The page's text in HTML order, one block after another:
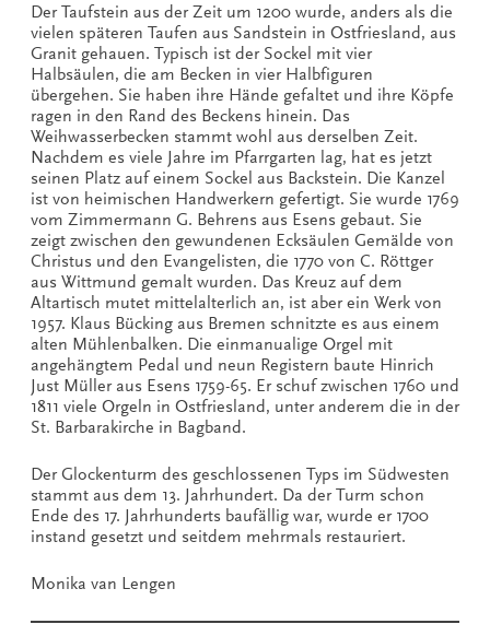
Der Taufstein aus der Zeit um 1200 wurde, anders als die
vielen späteren Taufen aus Sandstein in Ostfriesland, aus
Granit gehauen. Typisch ist der Sockel mit vier
Halbsäulen, die am Becken in vier Halbfiguren
übergehen. Sie haben ihre Hände gefaltet und ihre Köpfe
ragen in den Rand des Beckens hinein. Das
Weihwasserbecken stammt wohl aus derselben Zeit.
Nachdem es viele Jahre im Pfarrgarten lag, hat es jetzt
seinen Platz auf einem Sockel aus Backstein. Die Kanzel
ist von heimischen Handwerkern gefertigt. Sie wurde 1769
vom Zimmermann G. Behrens aus Esens gebaut. Sie
zeigt zwischen den gewundenen Ecksäulen Gemälde von
Christus und den Evangelisten, die 1770 von C. Röttger
aus Wittmund gemalt wurden. Das Kreuz auf dem
Altartisch mutet mittelalterlich an, ist aber ein Werk von
1957. Klaus Bücking aus Bremen schnitzte es aus einem
alten Mühlenbalken. Die einmanualige Orgel mit
angehängtem Pedal und neun Registern baute Hinrich
Just Müller aus Esens 1759-65. Er schuf zwischen 1760 und
1811 viele Orgeln in Ostfriesland, unter anderem die in der
St. Barbarakirche in Bagband.
Der Glockenturm des geschlossenen Typs im Südwesten
stammt aus dem 13. Jahrhundert. Da der Turm schon
Ende des 17. Jahrhunderts baufällig war, wurde er 1700
instand gesetzt und seitdem mehrmals restauriert.
Monika van Lengen